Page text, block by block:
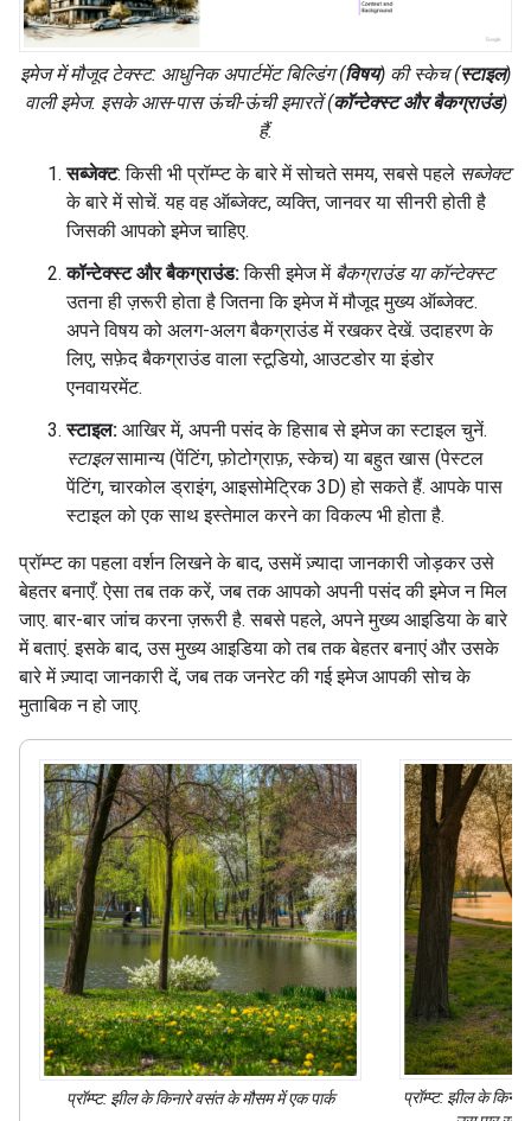
इमेज में मौजूद टेक्स्ट: आधुनिक अपार्टमेंट बिल्डिंग(विषय) कीस्केच(स्टाइल)
वाली इमेज. इसके आस-पासऊंची-ऊंची इमारतें(कॉन्टेक्स्ट और बैकग्राउंड)
हैं.
सब्जेक्ट: किसी भी प्रॉम्प्ट के बारे में सोचते समय, सबसे पहले सब्जेक्ट
के बारे में सोचें. यह वह ऑब्जेक्ट, व्यक्ति, जानवर या सीनरी होती है
जिसकी आपको इमेज चाहिए.
कॉन्टेक्स्ट और बैकग्राउंड:किसी इमेज में बैकग्राउंड या कॉन्टेक्स्ट
उतना ही ज़रूरी होता है जितना कि इमेज में मौजूद मुख्य ऑब्जेक्ट.
अपने विषय को अलग-अलग बैकग्राउंड में रखकर देखें. उदाहरण के
लिए, सफ़ेद बैकग्राउंड वाला स्टूडियो, आउटडोर या इंडोर
एनवायरमेंट.
स्टाइल: आखिर में, अपनी पसंद के हिसाब से इमेज का स्टाइल चुनें.
स्टाइलसामान्य (पेंटिंग, फ़ोटोग्राफ़, स्केच) या बहुत खास (पेस्टल
पेंटिंग, चारकोल ड्राइंग, आइसोमेट्रिक 3D) हो सकते हैं. आपके पास
स्टाइल को एक साथ इस्तेमाल करने का विकल्प भी होता है.
प्रॉम्प्ट का पहला वर्शन लिखने के बाद, उसमें ज़्यादा जानकारी जोड़कर उसे
बेहतर बनाएँ. ऐसा तब तक करें, जब तक आपको अपनी पसंद की इमेज न मिल
जाए. बार-बार जांच करना ज़रूरी है. सबसे पहले, अपने मुख्य आइडिया के बारे
में बताएं. इसके बाद, उस मुख्य आइडिया को तब तक बेहतर बनाएं और उसके
बारे में ज़्यादा जानकारी दें, जब तक जनरेट की गई इमेज आपकी सोच के
मुताबिक न हो जाए.
प्रॉम्प्ट: झील के किनारे वसंत के मौसम में एक पार्क
प्रॉम्प्ट: झील के